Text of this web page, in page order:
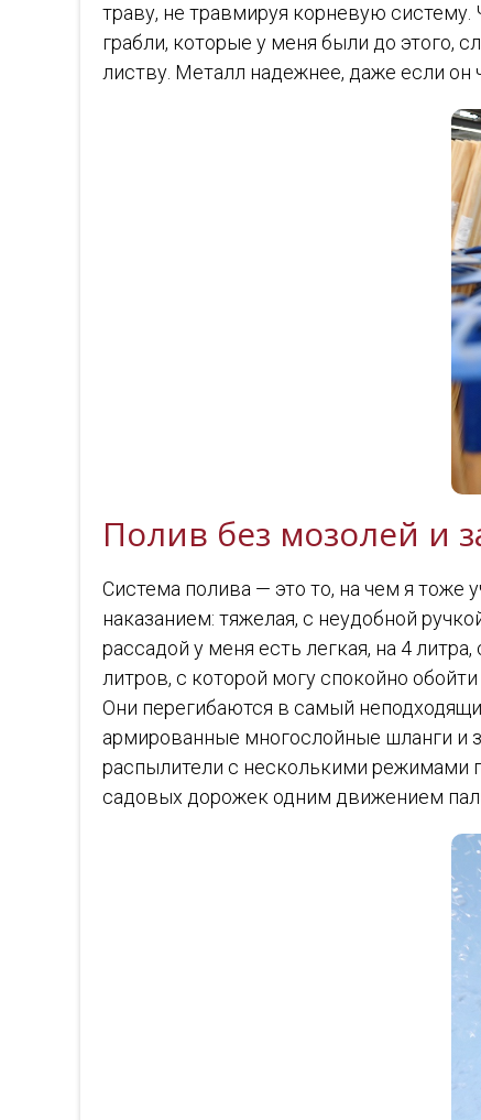
траву, не травмируя корневую
грабли, которые у меня были до этого,
листву. Металл надежнее, даже если он
Полив без мозолей и
Система полива — это то, на чем я
наказанием: тяжелая, с неудобной
рассадой у меня есть легкая, на 4
литров, с которой могу спокойно
Они перегибаются в самый
армированные многослойные шланги и
распылители с несколькими режимами
садовых дорожек одним движением